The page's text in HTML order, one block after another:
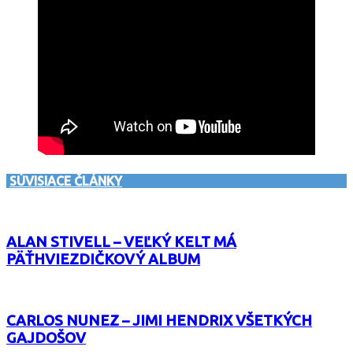
SÚVISIACE ČLÁNKY
ALAN STIVELL – VEĽKÝ KELT MÁ
PÄŤHVIEZDIČKOVÝ ALBUM
CARLOS NUNEZ – JIMI HENDRIX VŠETKÝCH
GAJDOŠOV